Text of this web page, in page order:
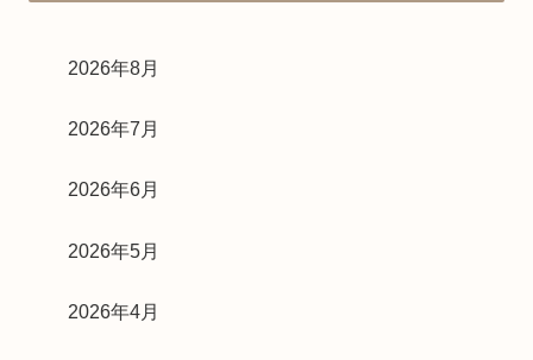
2026年8月
2026年7月
2026年6月
2026年5月
2026年4月